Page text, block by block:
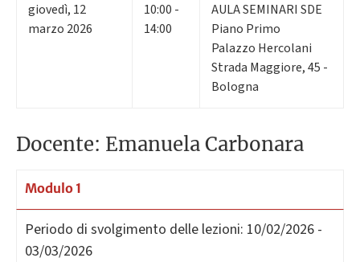
giovedì, 12
marzo 2026
10:00 -
14:00
AULA SEMINARI SDE
Piano Primo
Palazzo Hercolani
Strada Maggiore, 45 -
Bologna
Docente: Emanuela Carbonara
Modulo 1
Periodo di svolgimento delle lezioni: 10/02/2026 -
03/03/2026